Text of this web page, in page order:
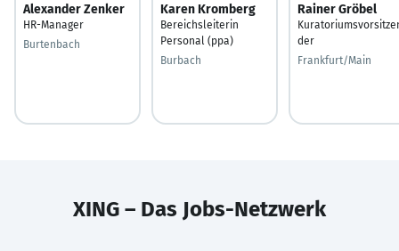
Alexander Zenker
HR-Manager
Burtenbach
Karen Kromberg
Bereichsleiterin
Personal (ppa)
Burbach
Rainer Gröbel
der
Frankfurt/Main
XING – Das Jobs-Netzwerk